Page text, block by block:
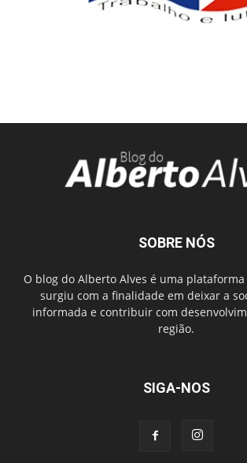
SOBRE NÓS
O blog do Alberto Alves é uma
surgiu com a finalidade em deixar a
informada e contribuir com
região.
SIGA-NOS